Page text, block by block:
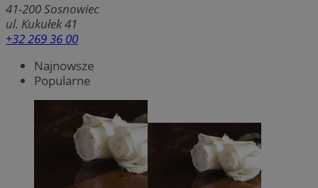
41-200Sosnowiec
ul. Kukułek 41
+32 269 36 00
Najnowsze
Popularne